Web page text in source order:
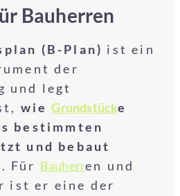
Bauherren
(B-Plan) ist ein
der
und legt
wieGrundstücke
bestimmten
und bebaut
. Für Bauherren und
ist er eine der